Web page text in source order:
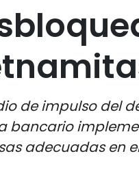
de impulso del
bancario
adecuadas en